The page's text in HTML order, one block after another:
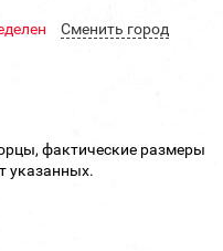
Cменить город
фактические размеры
указанных.